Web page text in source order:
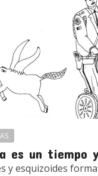
es un tiempo
y esquizoides